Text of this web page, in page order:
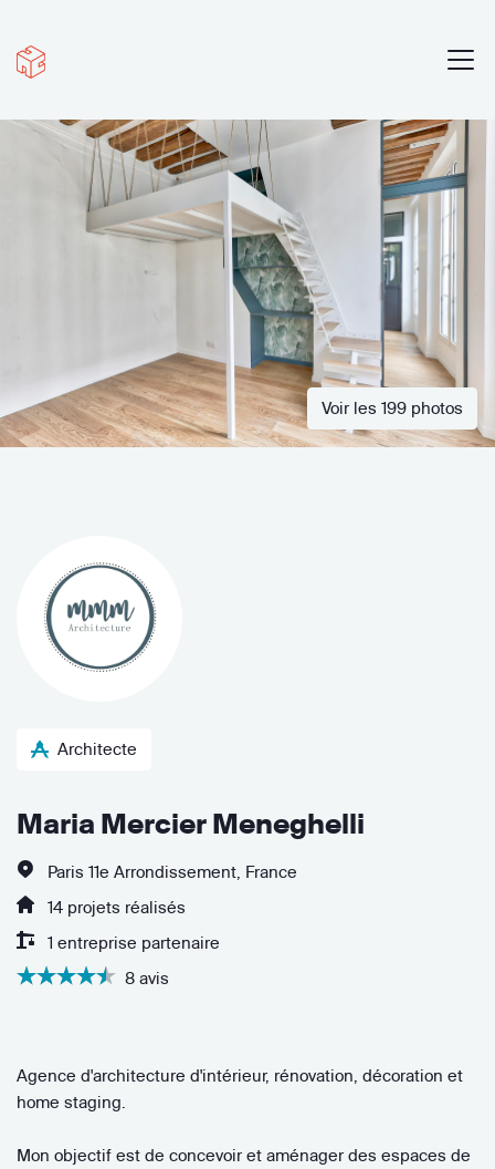
Voir les 199 photos
Architecte
Maria Mercier Meneghelli
Paris 11e Arrondissement, France
14 projets réalisés
1 entreprise partenaire
8 avis
Agence d'architecture d'intérieur, rénovation, décoration et
home staging.
Mon objectif est de concevoir et aménager des espaces de